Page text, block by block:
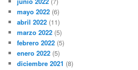
mayo 2022 (6)
abril 2022 (11)
marzo 2022 (5)
febrero 2022 (5)
enero 2022 (5)
diciembre 2021 (8)